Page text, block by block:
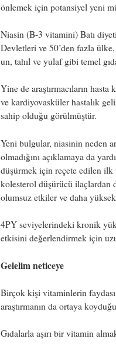
önlemek için potansiyel yeni
Niasin (B-3 vitamini) Batı
Devletleri ve 50’den fazla
un, tahıl ve yulaf gibi temel
Yine de araştırmacıların
ve kardiyovasküler hastalık
sahip olduğu görülmüştür.
Yeni bulgular, niasinin neden
olmadığını açıklamaya da
düşürmek için reçete edilen
kolesterol düşürücü ilaçlardan
olumsuz etkiler ve daha
4PY seviyelerindeki kronik
etkisini değerlendirmek için
Gelelim neticeye
Birçok kişi vitaminlerin
araştırmanın da ortaya
Gıdalarla aşırı bir vitamin